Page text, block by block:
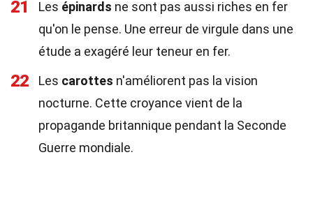
21 Les épinards ne sont pas aussi riches en fer
qu'on le pense. Une erreur de virgule dans une
étude a exagéré leur teneur en fer.
22 Les carottes n'améliorent pas la vision
nocturne. Cette croyance vient de la
propagande britannique pendant la Seconde
Guerre mondiale.